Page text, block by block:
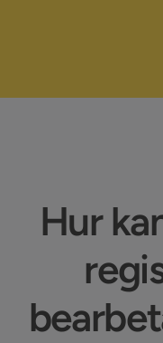
Hur